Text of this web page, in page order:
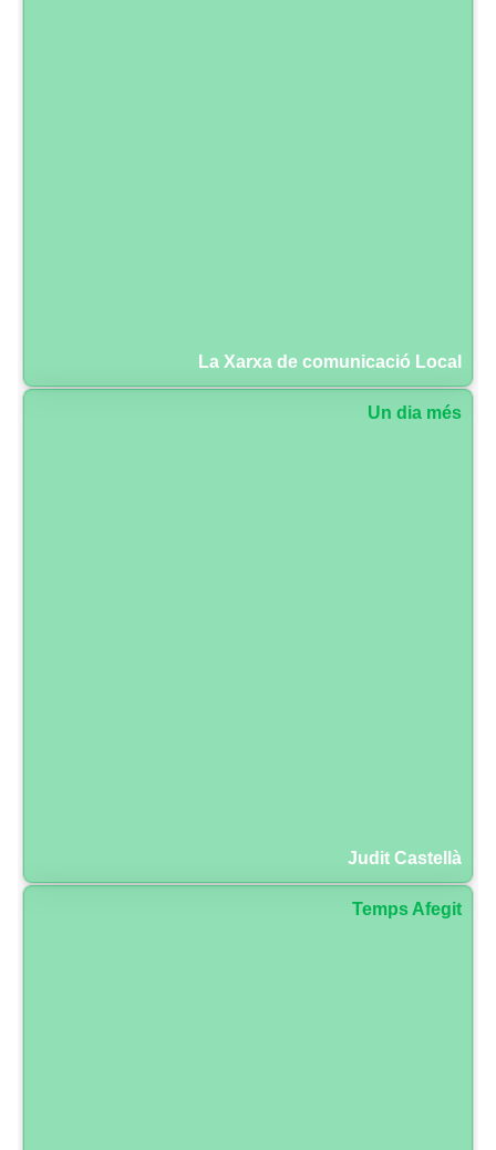
La Xarxa de comunicació Local
Un dia més
Judit Castellà
Temps Afegit